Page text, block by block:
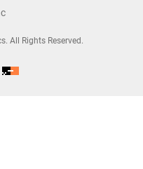
All Rights Reserved.